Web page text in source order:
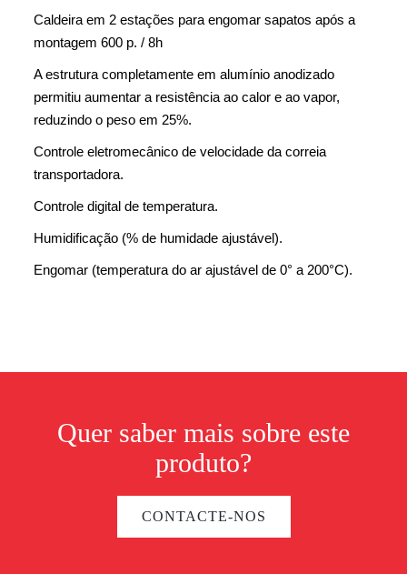
Caldeira em 2 estações para engomar sapatos após a
montagem 600 p. / 8h
A estrutura completamente em alumínio anodizado
permitiu aumentar a resistência ao calor e ao vapor,
reduzindo o peso em 25%.
Controle eletromecânico de velocidade da correia
transportadora.
Controle digital de temperatura.
Humidificação (% de humidade ajustável).
Engomar (temperatura do ar ajustável de 0° a 200°C).
Quer saber mais sobre este
produto?
CONTACTE-NOS